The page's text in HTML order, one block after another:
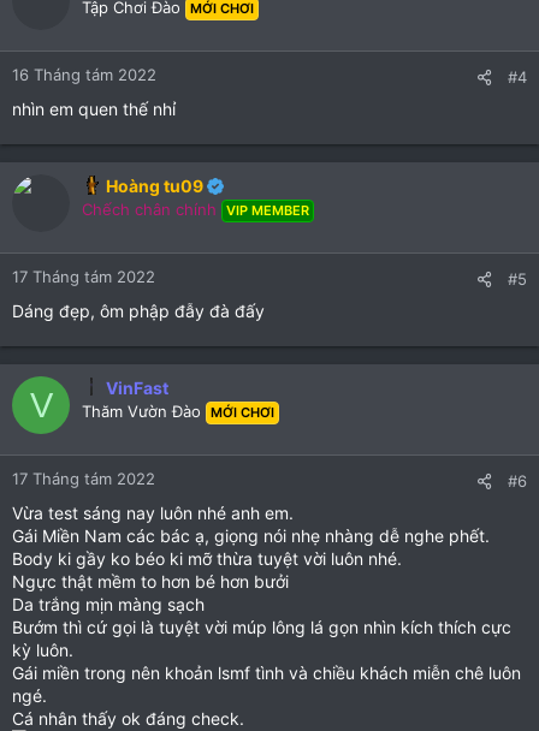
n
s
:
Tập Chơi Đào MỚI CHƠI
16 Tháng tám 2022 #4
nhìn em quen thế nhỉ
Hoàng tu09
Chếch chân chính VIP MEMBER
17 Tháng tám 2022 #5
Dáng đẹp, ôm phập đẫy đà đấy
V VinFast
Thăm Vườn Đào MỚI CHƠI
17 Tháng tám 2022 #6
Vừa test sáng nay luôn nhé anh em.
Gái Miền Nam các bác ạ, giọng nói nhẹ nhàng dễ nghe phết.
Body ki gầy ko béo ki mỡ thừa tuyệt vời luôn nhé.
Ngực thật mềm to hơn bé hơn bưởi
Da trắng mịn màng sạch
Bướm thì cứ gọi là tuyệt vời múp lông lá gọn nhìn kích thích cực
kỳ luôn.
Gái miền trong nên khoản lsmf tình và chiều khách miễn chê luôn
ngé.
Cá nhân thấy ok đáng check.